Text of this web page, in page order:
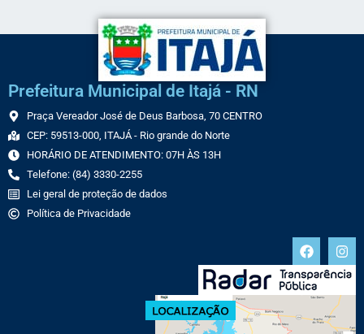
Prefeitura Municipal de Itajá - RN
Praça Vereador José de Deus Barbosa, 70 CENTRO
CEP: 59513-000, ITAJÁ - Rio grande do Norte
HORÁRIO DE ATENDIMENTO: 07H ÀS 13H
Telefone: (84) 3330-2255
Lei geral de proteção de dados
Política de Privacidade